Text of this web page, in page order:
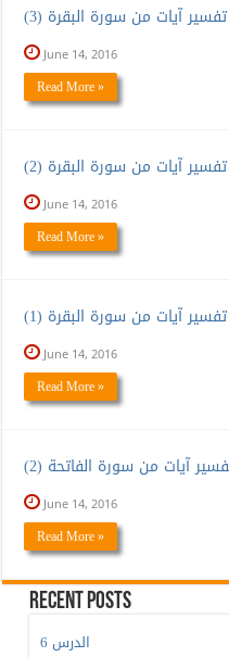
June 14, 2016
Read More »
June 14, 2016
Read More »
June 14, 2016
Read More »
June 14, 2016
Read More »
Recent Posts
الدرس 6